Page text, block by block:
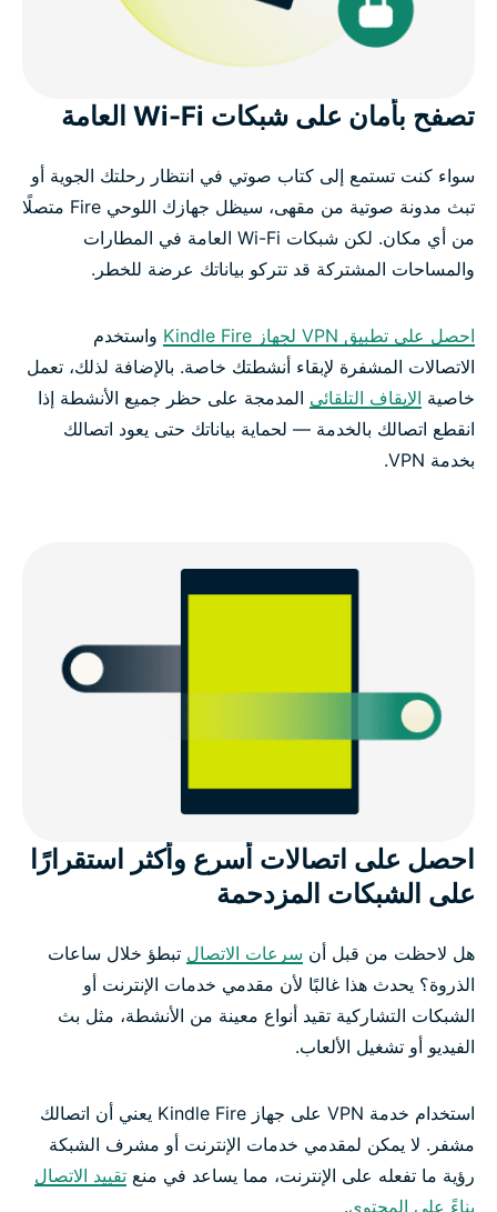
تصفح بأمان على شبكات Wi-Fi العامة
سواء كنت تستمع إلى كتاب صوتي في انتظار رحلتك الجوية أو
تبث مدونة صوتية من مقهى، سيظل جهازك اللوحي Fire متصلًا
من أي مكان. لكن شبكات Wi-Fi العامة في المطارات
والمساحات المشتركة قد تتركو بياناتك عرضة للخطر.
احصل على تطبيق VPN لجهاز Kindle Fire
واستخدم
الاتصالات المشفرة لإبقاء أنشطتك خاصة. بالإضافة لذلك، تعمل
خاصية الإيقاف التلقائي المدمجة على حظر جميع الأنشطة إذا
انقطع اتصالك بالخدمة — لحماية بياناتك حتى يعود اتصالك
بخدمة VPN.
احصل على اتصالات أسرع وأكثر استقرارًا
على الشبكات المزدحمة
هل لاحظت من قبل أن سرعات الاتصال تبطؤ خلال ساعات
الذروة؟ يحدث هذا غالبًا لأن مقدمي خدمات الإنترنت أو
الشبكات التشاركية تقيد أنواع معينة من الأنشطة، مثل بث
الفيديو أو تشغيل الألعاب.
استخدام خدمة VPN على جهاز Kindle Fire يعني أن اتصالك
مشفر. لا يمكن لمقدمي خدمات الإنترنت أو مشرف الشبكة
رؤية ما تفعله على الإنترنت، مما يساعد في منع تقييد الاتصال
بناءً على المحتوى.